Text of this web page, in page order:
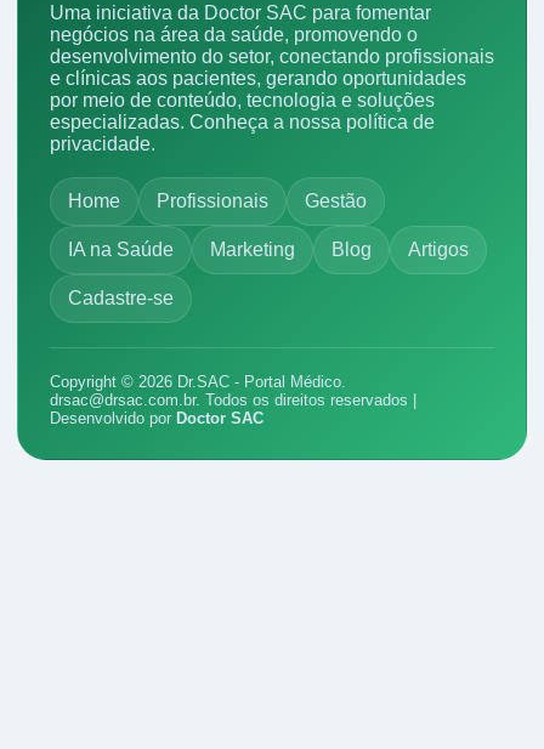
Uma iniciativa da Doctor SAC para fomentar
negócios na área da saúde, promovendo o
desenvolvimento do setor, conectando profissionais
e clínicas aos pacientes, gerando oportunidades
por meio de conteúdo, tecnologia e soluções
especializadas. Conheça a nossa política de
privacidade.
Home Profissionais Gestão
IA na Saúde Marketing Blog Artigos
Cadastre-se
Copyright © 2026 Dr.SAC - Portal Médico.
drsac@drsac.com.br. Todos os direitos reservados |
Desenvolvido por Doctor SAC